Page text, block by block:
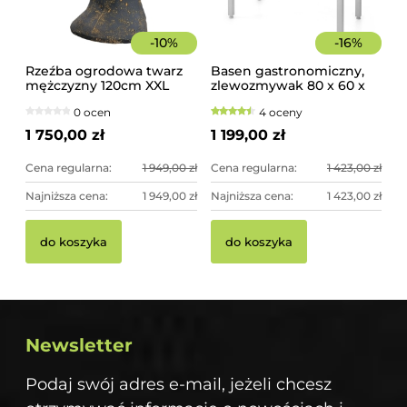
-10%
Rzeźba ogrodowa twarz
mężczyzny 120cm XXL
dekoracja ogrodowa
0 ocen
1 750,00 zł
Cena regularna: 1 949,00 zł
Najniższa cena: 1 949,00 zł
do koszyka
-16%
Basen gastronomiczny,
zlewozmywak 80 x 60 x
4 oceny
1 199,00 zł
Cena regularna: 1 423,00 zł
Najniższa cena: 1 423,00 zł
do koszyka
Newsletter
Podaj swój adres e-mail, jeżeli chcesz